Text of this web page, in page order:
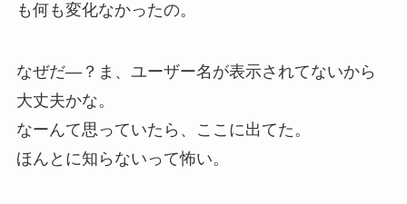
も何も変化なかったの。
なぜだ―？ま、ユーザー名が表示されてないから
大丈夫かな。
なーんて思っていたら、ここに出てた。
ほんとに知らないって怖い。